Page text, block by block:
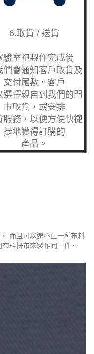
6.取貨 / 送貨
驗室袍製作完成後
們會通知客戶取貨及
交付尾數。客戶
選擇親自到我們的門
市取貨，或安排
服務，以便方便快捷
捷地獲得訂購的
產品。
而且可以選不止一種布料
料拼布來製作同一件。